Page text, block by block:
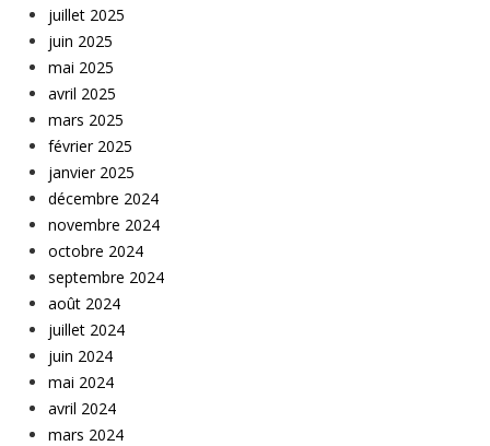
juillet 2025
juin 2025
mai 2025
avril 2025
mars 2025
février 2025
janvier 2025
décembre 2024
novembre 2024
octobre 2024
septembre 2024
août 2024
juillet 2024
juin 2024
mai 2024
avril 2024
mars 2024